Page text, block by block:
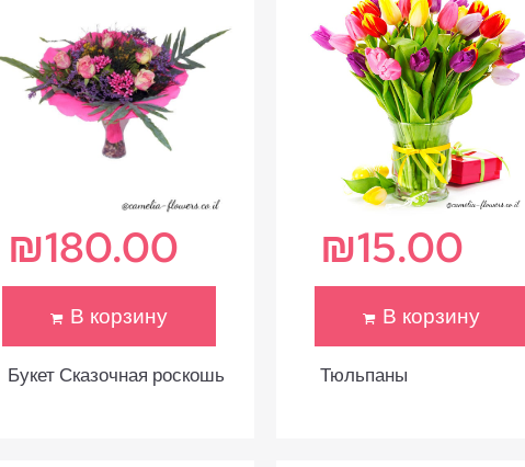
Букет Сказочная роскошь
₪180.00
В корзину
Тюльпаны
₪15.00
В корзину